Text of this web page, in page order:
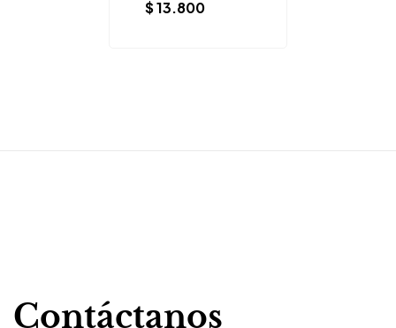
$13.800
Contáctanos